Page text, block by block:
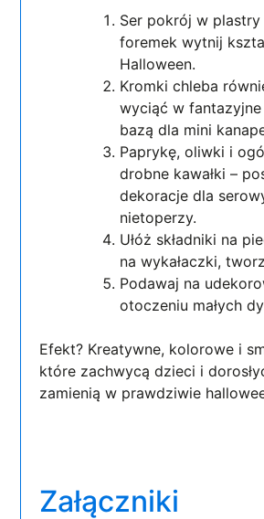
Ser pokrój w
foremek wytnij
Halloween.
Kromki chleba
wyciąć w
bazą dla mini
Paprykę, oliwki i
drobne kawałki –
dekoracje dla
nietoperzy.
Ułóż składniki na
na wykałaczki,
Podawaj na
otoczeniu małych
Efekt? Kreatywne, kolorowe i
które zachwycą dzieci i
zamienią w prawdziwie
Załączniki